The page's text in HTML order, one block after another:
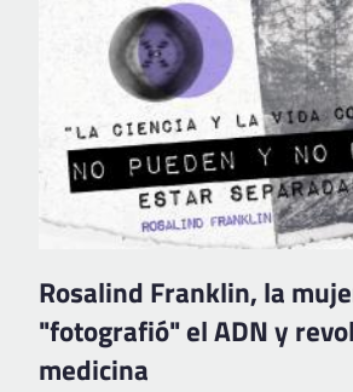
Rosalind Franklin, la
"fotografió" el ADN y
medicina